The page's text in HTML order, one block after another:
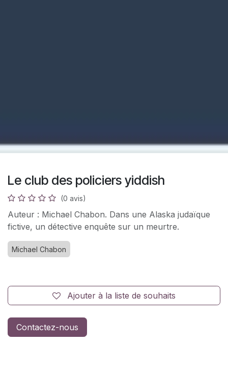
Le club des policiers yiddish
(0 avis)
Auteur : Michael Chabon. Dans une Alaska judaïque
fictive, un détective enquête sur un meurtre.
Michael Chabon
Ajouter à la liste de souhaits
Contactez-nous